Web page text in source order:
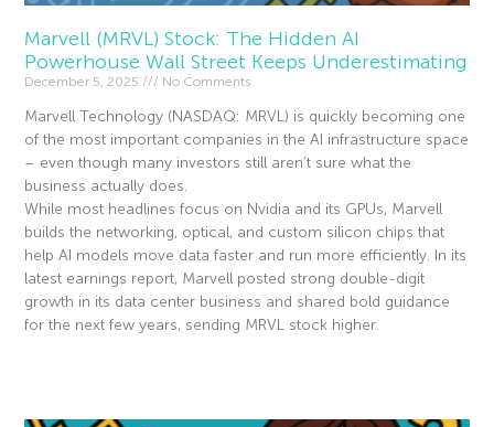
Marvell (MRVL) Stock: The Hidden AI
Powerhouse Wall Street Keeps Underestimating
December 5, 2025 No Comments
Marvell Technology (NASDAQ: MRVL) is quickly becoming one
of the most important companies in the AI infrastructure space
– even though many investors still aren’t sure what the
business actually does.
While most headlines focus on Nvidia and its GPUs, Marvell
builds the networking, optical, and custom silicon chips that
help AI models move data faster and run more efficiently. In its
latest earnings report, Marvell posted strong double-digit
growth in its data center business and shared bold guidance
for the next few years, sending MRVL stock higher.